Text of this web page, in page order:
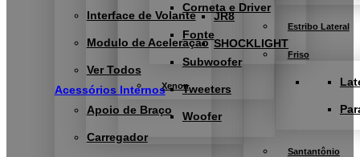
Interface de Volante
Modulo de Aceleração
Ver Todos
Acessórios Internos
Apoio de Braço
Carregador
Corneta e Driver
Fonte
Subwoofer
Tweeters
Woofer
JR8
SHOCKLIGHT
Xenon
Estribo Lateral
Friso
Santantônio